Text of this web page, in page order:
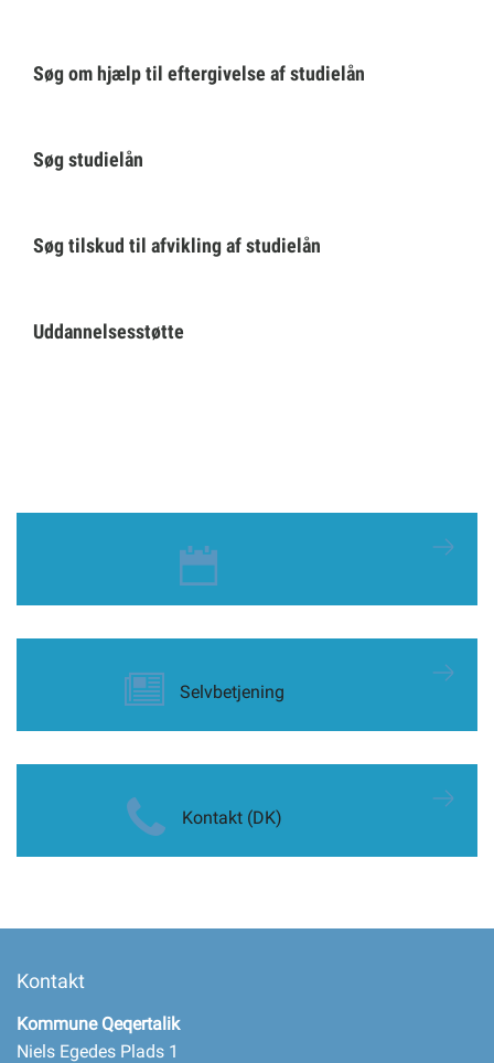
Planportal
Søg om hjælp til eftergivelse af studielån
Søg studielån
Søg tilskud til afvikling af studielån
Uddannelsesstøtte
Selvbetjening
Kontakt (DK)
Kontakt
Kommune Qeqertalik
Niels Egedes Plads 1